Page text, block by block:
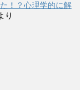
！？心理学的に解
り